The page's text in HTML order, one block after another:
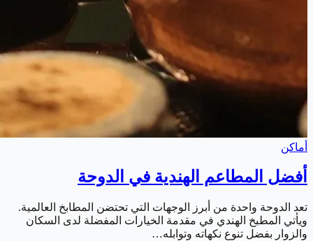
أماكن
أفضل المطاعم الهندية في الدوحة
تعد الدوحة واحدة من أبرز الوجهات التي تحتضن المطابخ العالمية.
ويأتي المطبخ الهندي في مقدمة الخيارات المفضلة لدى السكان
والزوار بفضل تنوع نكهاته وتوابله…